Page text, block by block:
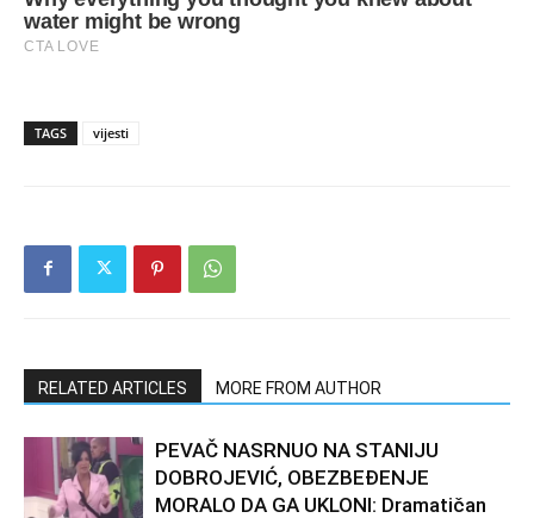
TAGS vijesti
RELATED ARTICLES MORE FROM AUTHOR
PEVAČ NASRNUO NA STANIJU
DOBROJEVIĆ, OBEZBEĐENJE
MORALO DA GA UKLONI: Dramatičan